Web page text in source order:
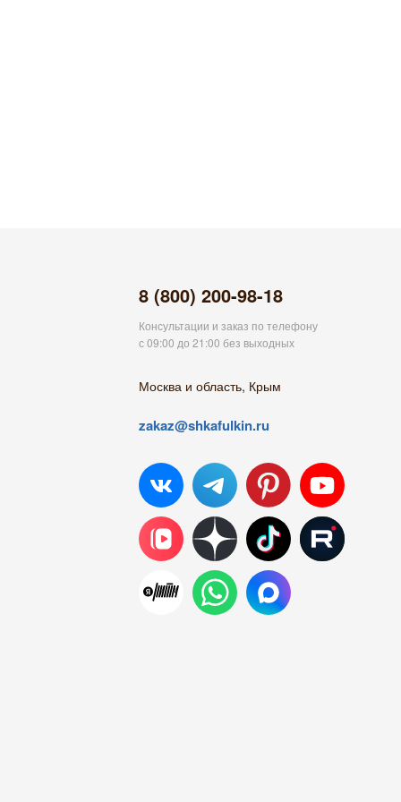
8 (800) 200-98-18
Консультации и заказ по телефону
с 09:00 до 21:00 без выходных
Москва и область, Крым
zakaz@shkafulkin.ru